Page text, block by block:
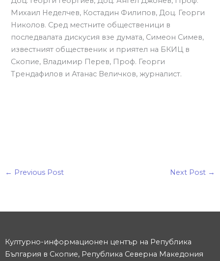
Михаил Неделчев, Костадин Филипов, Доц. Георги
Николов. Сред местните общественици в
последвалата дискусия взе думата, Симеон Симев,
известният общественик и приятел на БКИЦ в
Скопие, Владимир Перев, Проф. Георги
Трендафилов и Атанас Величков, журналист.
← Previous Post Next Post →
Културно-информационен център на Република
България в Скопие, Република Северна Македония